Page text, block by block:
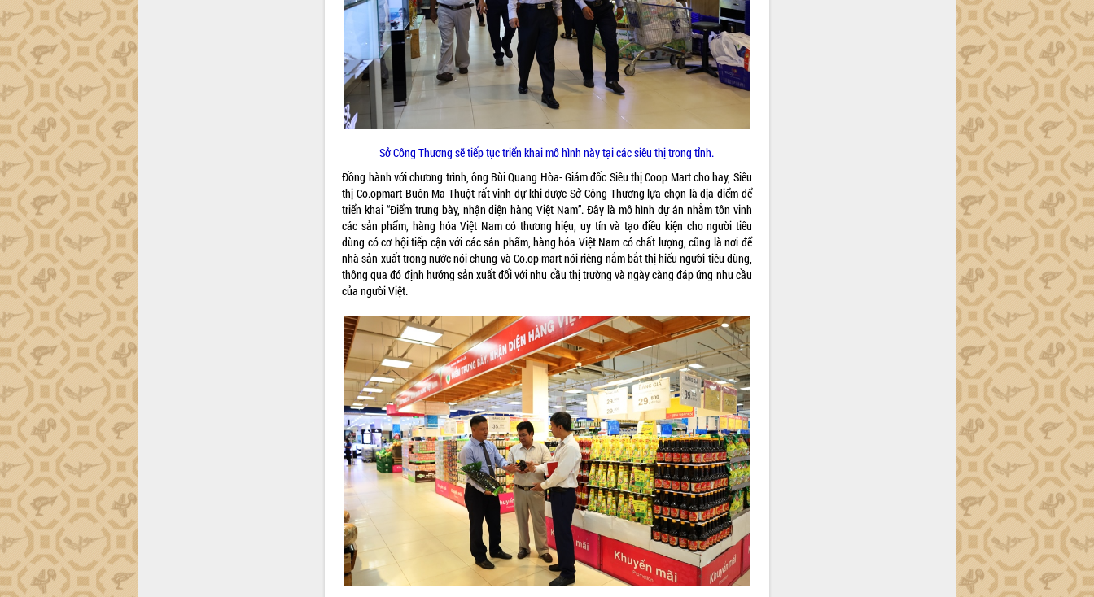
Sở Công Thương sẽ tiếp tục triển khai mô hình này tại các siêu thị trong tỉnh.
Đồng hành với chương trình, ông Bùi Quang Hòa- Giám đốc Siêu thị Coop Mart cho hay, Siêu
thị Co.opmart Buôn Ma Thuột rất vinh dự khi được Sở Công Thương lựa chọn là địa điểm để
triển khai “Điểm trưng bày, nhận diện hàng Việt Nam”. Đây là mô hình dự án nhằm tôn vinh
các sản phẩm, hàng hóa Việt Nam có thương hiệu, uy tín và tạo điều kiện cho người tiêu
dùng có cơ hội tiếp cận với các sản phẩm, hàng hóa Việt Nam có chất lượng, cũng là nơi để
nhà sản xuất trong nước nói chung và Co.op mart nói riêng nắm bắt thị hiếu người tiêu dùng,
thông qua đó định hướng sản xuất đối với nhu cầu thị trường và ngày càng đáp ứng nhu cầu
của người Việt.